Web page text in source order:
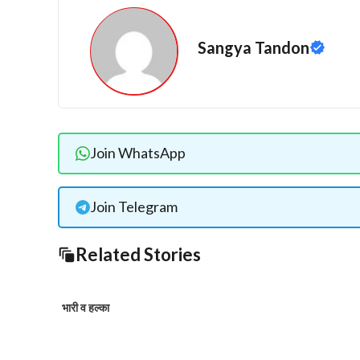
Sangya Tandon
Join WhatsApp
Join Telegram
Related Stories
भारी व हल्का